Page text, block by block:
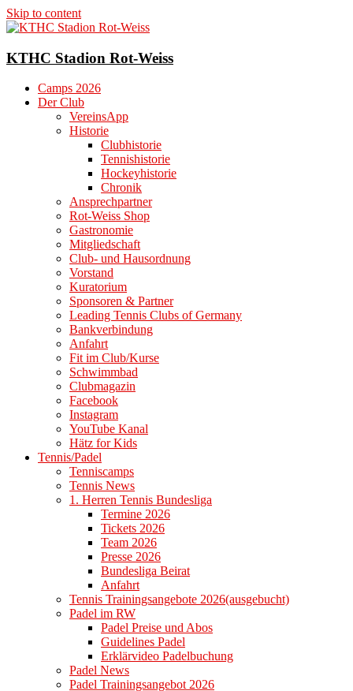
Skip to content
KTHC Stadion Rot-Weiss
Camps 2026
Der Club
VereinsApp
Historie
Clubhistorie
Tennishistorie
Hockeyhistorie
Chronik
Ansprechpartner
Rot-Weiss Shop
Gastronomie
Mitgliedschaft
Club- und Hausordnung
Vorstand
Kuratorium
Sponsoren & Partner
Leading Tennis Clubs of Germany
Bankverbindung
Anfahrt
Fit im Club/Kurse
Schwimmbad
Clubmagazin
Facebook
Instagram
YouTube Kanal
Hätz for Kids
Tennis/Padel
Tenniscamps
Tennis News
1. Herren Tennis Bundesliga
Termine 2026
Tickets 2026
Team 2026
Presse 2026
Bundesliga Beirat
Anfahrt
Tennis Trainingsangebote 2026(ausgebucht)
Padel im RW
Padel Preise und Abos
Guidelines Padel
Erklärvideo Padelbuchung
Padel News
Padel Trainingsangebot 2026